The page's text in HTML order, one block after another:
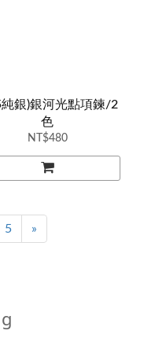
銀)銀河光點項鍊/2
色
NT$480
5 »